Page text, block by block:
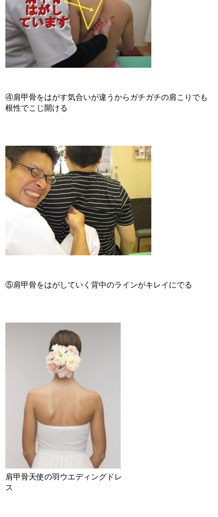
④肩甲骨をはがす気合いが違うからガチガチの肩こりでも
根性でこじ開ける
⑤肩甲骨をはがしていく背中のラインがキレイにでる
肩甲骨天使の羽ウエディングドレ
ス